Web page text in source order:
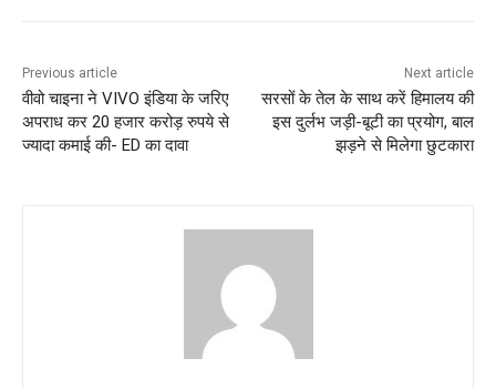
Previous article
वीवो चाइना ने VIVO इंडिया के जरिए
अपराध कर 20 हजार करोड़ रुपये से
ज्‍यादा कमाई की- ED का दावा
Next article
सरसों के तेल के साथ करें हिमालय की
इस दुर्लभ जड़ी-बूटी का प्रयोग, बाल
झड़ने से मिलेगा छुटकारा